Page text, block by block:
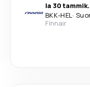
la 30 tammik.
BKK-HEL·
Finnair